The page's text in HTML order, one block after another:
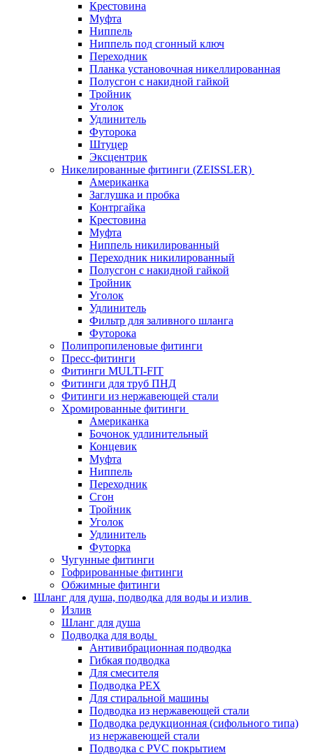
Крестовина
Муфта
Ниппель
Ниппель под сгонный ключ
Переходник
Планка установочная никеллированная
Полусгон с накидной гайкой
Тройник
Уголок
Удлинитель
Футорока
Штуцер
Эксцентрик
Никелированные фитинги (ZEISSLER)
Американка
Заглушка и пробка
Контргайка
Крестовина
Муфта
Ниппель никилированный
Переходник никилированный
Полусгон с накидной гайкой
Тройник
Уголок
Удлинитель
Фильтр для заливного шланга
Футорока
Полипропиленовые фитинги
Пресс-фитинги
Фитинги MULTI-FIT
Фитинги для труб ПНД
Фитинги из нержавеющей стали
Хромированные фитинги
Американка
Бочонок удлинительный
Концевик
Муфта
Ниппель
Переходник
Сгон
Тройник
Уголок
Удлинитель
Футорка
Чугунные фитинги
Гофрированные фитинги
Обжимные фитинги
Шланг для душа, подводка для воды и излив
Излив
Шланг для душа
Подводка для воды
Антивибрационная подводка
Гибкая подводка
Для смесителя
Подводка PEX
Для стиральной машины
Подводка из нержавеющей стали
Подводка редукционная (сифольного типа)
из нержавеющей стали
Подводка с PVC покрытием